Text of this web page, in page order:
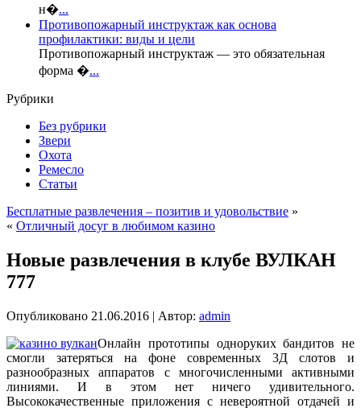
н�...
Противопожарный инструктаж как основа
профилактики: виды и цели
Противопожарный инструктаж — это обязательная
форма �...
Рубрики
Без рубрики
Звери
Охота
Ремесло
Статьи
Бесплатные развлечения – позитив и удовольствие »
« Отличный досуг в любимом казино
Новые развлечения в клубе ВУЛКАН
777
Опубликовано 21.06.2016 | Автор: admin
Онлайн прототипы одноруких бандитов не
смогли затеряться на фоне современных 3Д слотов и
разнообразных аппаратов с многочисленными активными
линиями. И в этом нет ничего удивительного.
Высококачественные приложения с невероятной отдачей и